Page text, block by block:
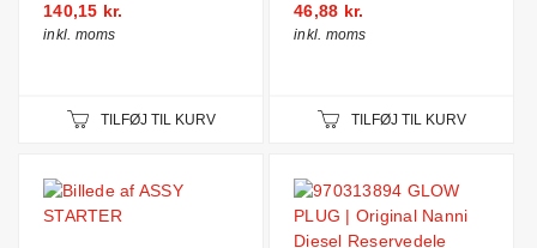
140,15 kr.
inkl. moms
TILFØJ TIL KURV
46,88 kr.
inkl. moms
TILFØJ TIL KURV